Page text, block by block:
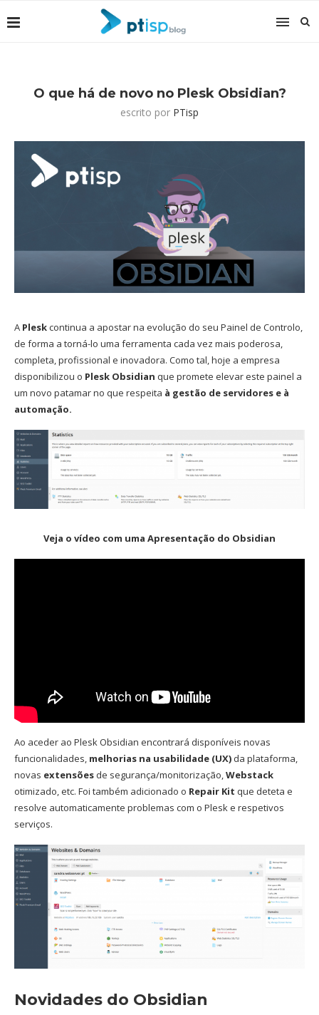
O que há de novo no Plesk Obsidian?
escrito por PTisp
A Pleskcontinua a apostar na evolução do seu Painel de Controlo,
de forma a torná-lo uma ferramenta cada vez mais poderosa,
completa, profissional e inovadora. Como tal, hoje a empresa
disponibilizou o Plesk Obsidian que promete elevar este painel a
um novo patamar no que respeita à gestão de servidores e à
automação.
Veja o vídeo com uma Apresentação do Obsidian
Ao aceder ao Plesk Obsidian encontrará disponíveis novas
funcionalidades, melhorias na usabilidade (UX) da plataforma,
novas extensões de segurança/monitorização,Webstack
otimizado, etc. Foi também adicionado o Repair Kit que deteta e
resolve automaticamente problemas com o Plesk e respetivos
serviços.
Novidades do Obsidian